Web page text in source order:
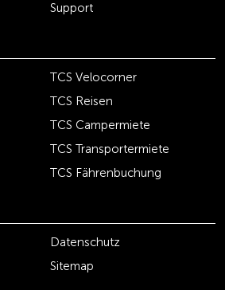
Support
TCS Velocorner
TCS Reisen
TCS Campermiete
TCS Transportermiete
TCS Fährenbuchung
Datenschutz
Sitemap